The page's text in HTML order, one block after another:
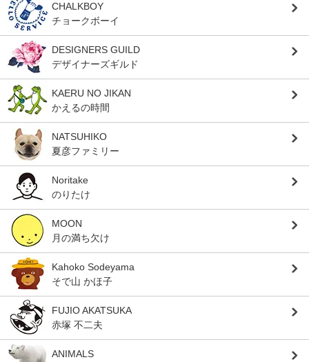
CHALKBOY
チョークボーイ
DESIGNERS GUILD
デザイナーズギルド
KAERU NO JIKAN
かえるの時間
NATSUHIKO
夏彦ファミリー
Noritake
のりたけ
MOON
月の満ち欠け
Kahoko Sodeyama
そで山 かほ子
FUJIO AKATSUKA
赤塚 不二夫
ANIMALS